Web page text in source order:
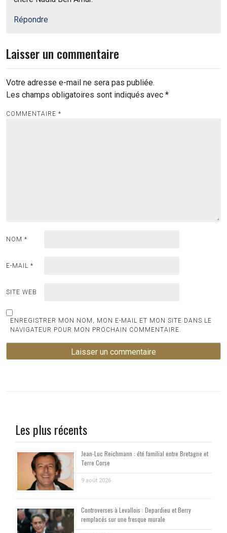
Répondre
Laisser un commentaire
Votre adresse e-mail ne sera pas publiée.
Les champs obligatoires sont indiqués avec *
COMMENTAIRE *
NOM *
E-MAIL *
SITE WEB
ENREGISTRER MON NOM, MON E-MAIL ET MON SITE DANS LE
NAVIGATEUR POUR MON PROCHAIN COMMENTAIRE.
Les plus récents
Jean-Luc Reichmann : été familial entre Bretagne et
Terre Corse
9 août 2026
Controverses à Levallois : Depardieu et Berry
remplacés sur une fresque murale